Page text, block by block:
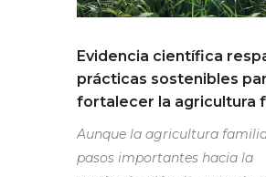
Evidencia científica
prácticas sostenibles
fortalecer la agricultura
Aunque la agricultura
pasos importantes hacia la